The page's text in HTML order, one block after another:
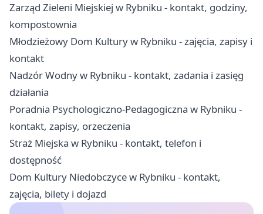
Zarząd Zieleni Miejskiej w Rybniku - kontakt, godziny,
kompostownia
Młodzieżowy Dom Kultury w Rybniku - zajęcia, zapisy i
kontakt
Nadzór Wodny w Rybniku - kontakt, zadania i zasięg
działania
Poradnia Psychologiczno-Pedagogiczna w Rybniku -
kontakt, zapisy, orzeczenia
Straż Miejska w Rybniku - kontakt, telefon i
dostępność
Dom Kultury Niedobczyce w Rybniku - kontakt,
zajęcia, bilety i dojazd